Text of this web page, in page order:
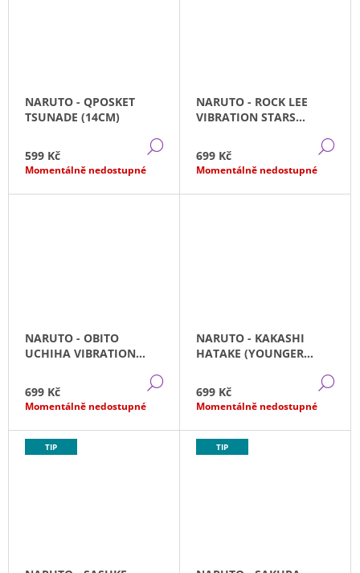
NARUTO - QPOSKET
TSUNADE (14CM)
599 Kč
DETAIL
Momentálně nedostupné
NARUTO - ROCK LEE
VIBRATION STARS
699 Kč
Momentálně nedostupné
NARUTO - OBITO
UCHIHA VIBRATION
699 Kč
DETAIL
Momentálně nedostupné
NARUTO - KAKASHI
HATAKE (YOUNGER
(15CM)
699 Kč
Momentálně nedostupné
TIP TIP